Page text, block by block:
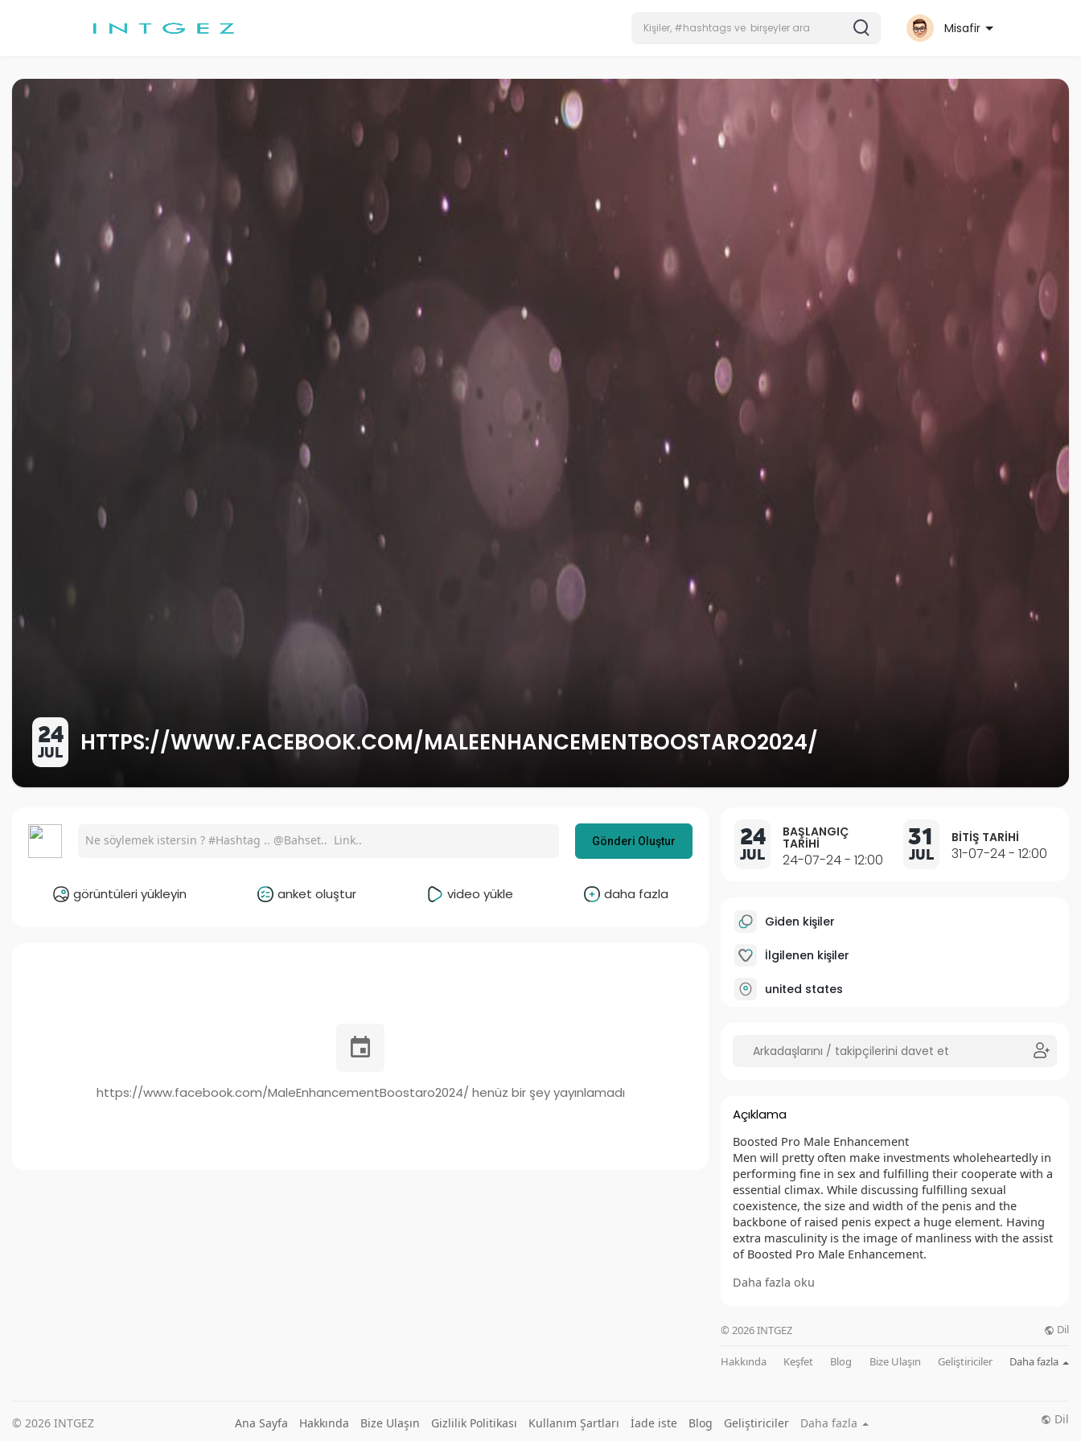
Misafir
24
JUL HTTPS://WWW.FACEBOOK.COM/MALEENHANCEMENTBOOSTARO2024/
Gönderi Oluştur
görüntüleri yükleyin anket oluştur video yükle daha fazla
https://www.facebook.com/MaleEnhancementBoostaro2024/ henüz bir şey yayınlamadı
24
JUL
BAŞLANGIÇ
TARIHI
24-07-24 - 12:00
31
JUL
BITIŞ TARIHI
31-07-24 - 12:00
Giden kişiler
İlgilenen kişiler
united states
Açıklama
Boosted Pro Male Enhancement
Men will pretty often make investments wholeheartedly in
performing fine in sex and fulfilling their cooperate with a
essential climax. While discussing fulfilling sexual
coexistence, the size and width of the penis and the
backbone of raised penis expect a huge element. Having
extra masculinity is the image of manliness with the assist
of Boosted Pro Male Enhancement.
https://www.facebook.com/MaleEnhancementBoostaro
Enhancement/
https://www.facebook.com/TryBoostaro Male
Daha fazla oku
© 2026 INTGEZ Dil
Hakkında Keşfet Blog Bize Ulaşın Geliştiriciler Daha fazla
© 2026 INTGEZ Ana Sayfa Hakkında Bize Ulaşın Gizlilik Politikası Kullanım Şartları İade iste Blog Geliştiriciler Daha fazla Dil